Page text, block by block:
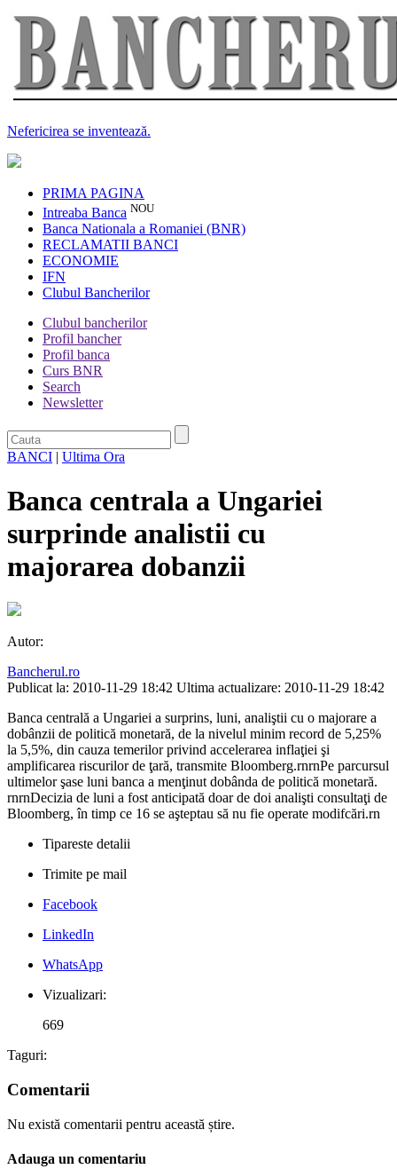
Nefericirea se inventează.
PRIMA PAGINA
Intreaba Banca NOU
Banca Nationala a Romaniei (BNR)
RECLAMATII BANCI
ECONOMIE
IFN
Clubul Bancherilor
Clubul bancherilor
Profil bancher
Profil banca
Curs BNR
Search
Newsletter
BANCI | Ultima Ora
Banca centrala a Ungariei
surprinde analistii cu
majorarea dobanzii
Autor:
Bancherul.ro
Publicat la: 2010-11-29 18:42 Ultima actualizare: 2010-11-29 18:42
Banca centrală a Ungariei a surprins, luni, analiştii cu o majorare a
dobânzii de politică monetară, de la nivelul minim record de 5,25%
la 5,5%, din cauza temerilor privind accelerarea inflaţiei şi
amplificarea riscurilor de ţară, transmite Bloomberg.rnrnPe parcursul
ultimelor şase luni banca a menţinut dobânda de politică monetară.
rnrnDecizia de luni a fost anticipată doar de doi analişti consultaţi de
Bloomberg, în timp ce 16 se aşteptau să nu fie operate modifcări.rn
Tipareste detalii
Trimite pe mail
Facebook
LinkedIn
WhatsApp
Vizualizari:
669
Taguri:
Comentarii
Nu există comentarii pentru această știre.
Adauga un comentariu